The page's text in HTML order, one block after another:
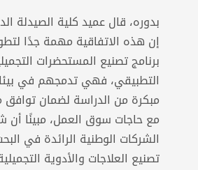
بدوره، قال عميد كلية الصيدلة
إن هذه الاتفاقية مهمة جدًا
برنامج تصنيع المستحضرات
التطبيقي، فهي تدمجهم في
مبكرة من الدراسة لضمان توافق
مع حاجات سوق العمل، مبينًا أن
الشركات الوطنية الرائدة في
تصنيع العلاجات والأدوية